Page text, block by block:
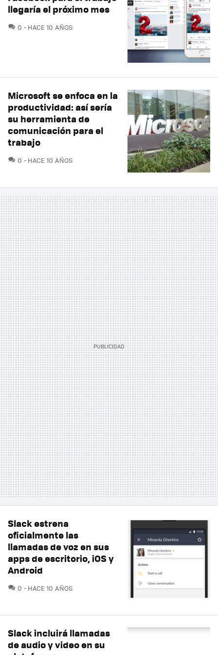
llegaría el próximo mes
0 COMENTARIOS
HACE 10 AÑOS
Microsoft se enfoca en la
productividad: así sería
su herramienta de
comunicación para el
trabajo
0 COMENTARIOS
HACE 10 AÑOS
Slack estrena
oficialmente las
llamadas de voz en sus
apps de escritorio, iOS y
Android
0 COMENTARIOS
HACE 10 AÑOS
Slack incluirá llamadas
de audio y video en su